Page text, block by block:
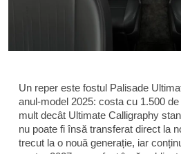
Un reper este fostul Palisade
anul-model 2025: costa cu 1.500
mult decât Ultimate Calligraphy
nu poate fi însă transferat direct la
trecut la o nouă generație, iar